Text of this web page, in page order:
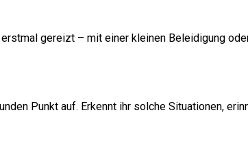
gereizt – mit einer kleinen Beleidigung
Punkt auf. Erkennt ihr solche Situationen,